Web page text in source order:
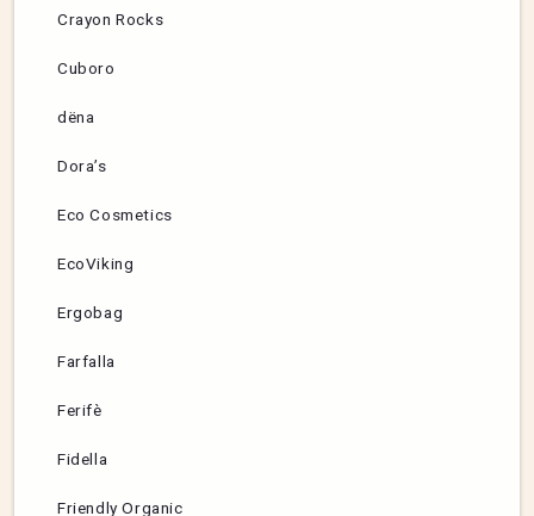
Crayon Rocks
Cuboro
dëna
Dora’s
Eco Cosmetics
EcoViking
Ergobag
Farfalla
Ferifè
Fidella
Friendly Organic